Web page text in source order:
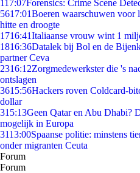
117:07Forensics: Crime Scene
5617:01Boeren waarschuwen voor
hitte en droogte
1716:41Italiaanse vrouw wint 1
1816:36Datalek bij Bol en de
partner Ceva
2316:12Zorgmedewerkster die 's
ontslagen
3615:56Hackers roven Coldcard-
dollar
315:13Geen Qatar en Abu Dhabi?
mogelijk in Europa
3113:00Spaanse politie: minstens
onder migranten Ceuta
Forum
Forum